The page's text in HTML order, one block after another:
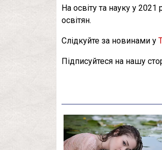
На освіту та науку у
освітян.
Слідкуйте за новинами у
Підписуйтеся на нашу